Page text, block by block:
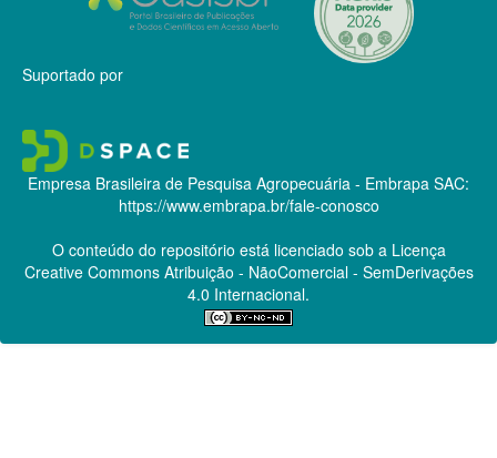
Suportado por
Empresa Brasileira de Pesquisa Agropecuária - Embrapa SAC:
https://www.embrapa.br/fale-conosco
O conteúdo do repositório está licenciado sob a Licença
Creative CommonsAtribuição - NãoComercial - SemDerivações
4.0 Internacional.